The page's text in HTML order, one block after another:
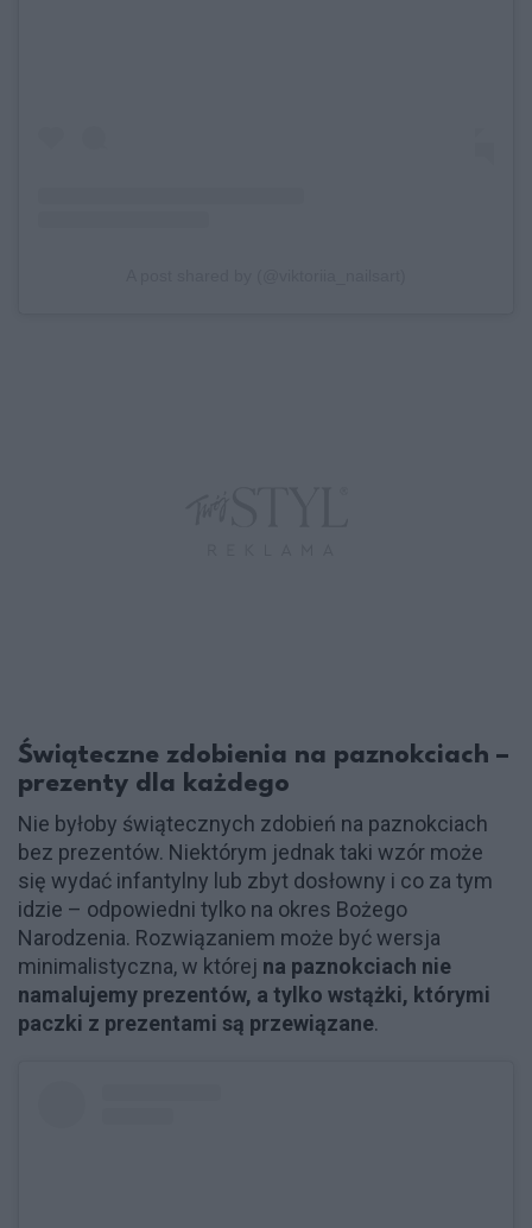
Świąteczne zdobienia na paznokciach –
prezenty dla każdego
Nie byłoby świątecznych zdobień na paznokciach
bez prezentów. Niektórym jednak taki wzór może
się wydać infantylny lub zbyt dosłowny i co za tym
idzie – odpowiedni tylko na okres Bożego
Narodzenia. Rozwiązaniem może być wersja
minimalistyczna, w której na paznokciach nie
namalujemy prezentów, a tylko wstążki, którymi
paczki z prezentami są przewiązane.